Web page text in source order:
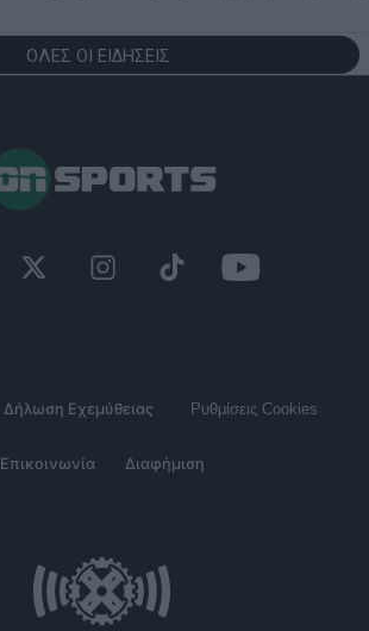
ΟΛΕΣ ΟΙ ΕΙΔΗΣΕΙΣ
Δήλωση Εχεμύθειας Ρυθμίσεις Cookies
Επικοινωνία Διαφήμιση